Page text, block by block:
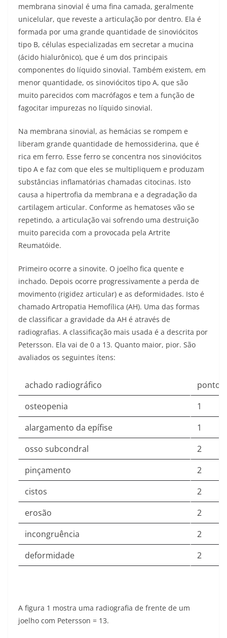
membrana sinovial é uma fina camada, geralmente
unicelular, que reveste a articulação por dentro. Ela é
formada por uma grande quantidade de sinoviócitos
tipo B, células especializadas em secretar a mucina
(ácido hialurônico), que é um dos principais
componentes do líquido sinovial. Também existem, em
menor quantidade, os sinoviócitos tipo A, que são
muito parecidos com macrófagos e tem a função de
fagocitar impurezas no líquido sinovial.
Na membrana sinovial, as hemácias se rompem e
liberam grande quantidade de hemossiderina, que é
rica em ferro. Esse ferro se concentra nos sinoviócitos
tipo A e faz com que eles se multipliquem e produzam
substâncias inflamatórias chamadas citocinas. Isto
causa a hipertrofia da membrana e a degradação da
cartilagem articular. Conforme as hematoses vão se
repetindo, a articulação vai sofrendo uma destruição
muito parecida com a provocada pela Artrite
Reumatóide.
Primeiro ocorre a sinovite. O joelho fica quente e
inchado. Depois ocorre progressivamente a perda de
movimento (rigidez articular) e as deformidades. Isto é
chamado Artropatia Hemofílica (AH). Uma das formas
de classificar a gravidade da AH é através de
radiografias. A classificação mais usada é a descrita por
Petersson. Ela vai de 0 a 13. Quanto maior, pior. São
avaliados os seguintes ítens:
achado radiográfico
pontos
osteopenia
1
alargamento da epífise
1
osso subcondral
2
pinçamento
2
cistos
2
erosão
2
incongruência
2
deformidade
2
A figura 1 mostra uma radiografia de frente de um
joelho com Petersson = 13.